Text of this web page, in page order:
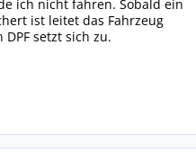
ich nicht fahren. Sobald ein
ist leitet das Fahrzeug
setzt sich zu.